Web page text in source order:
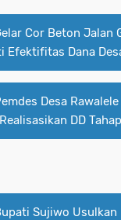
Cor Beton Jalan
Efektifitas Dana
Desa
DD
Sujiwo Usulkan